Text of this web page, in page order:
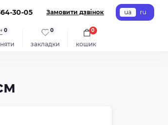
30-05 Замовити дзвінок ua ru
0
закладки
0
кошик
0